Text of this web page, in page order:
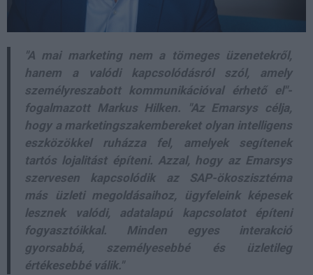
"A mai marketing nem a tömeges üzenetekről,
hanem a valódi kapcsolódásról szól, amely
személyreszabott kommunikációval érhető el"-
fogalmazott Markus Hilken. "Az Emarsys célja,
hogy a marketingszakembereket olyan intelligens
eszközökkel ruházza fel, amelyek segítenek
tartós lojalitást építeni. Azzal, hogy az Emarsys
szervesen kapcsolódik az SAP-ökoszisztéma
más üzleti megoldásaihoz, ügyfeleink képesek
lesznek valódi, adatalapú kapcsolatot építeni
fogyasztóikkal. Minden egyes interakció
gyorsabbá, személyesebbé és üzletileg
értékesebbé válik."